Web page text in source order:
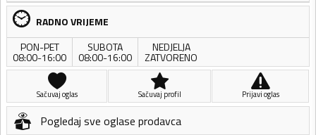
RADNO VRIJEME
PON-PET
08:00-16:00
SUBOTA
08:00-16:00
NEDJELJA
ZATVORENO
Sačuvaj oglas Sačuvaj profil Prijavi oglas
Pogledaj sve oglase prodavca